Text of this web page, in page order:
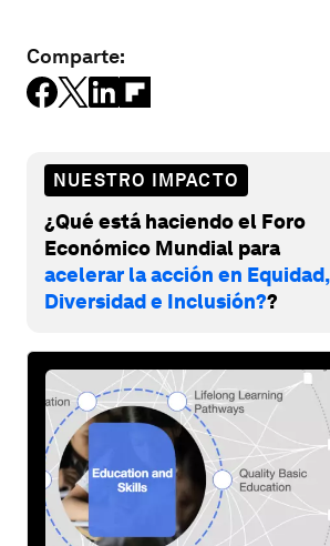
Comparte:
NUESTRO IMPACTO
¿Qué está haciendo el Foro
Económico Mundial para
acelerar la acción en Equidad,
Diversidad e Inclusión??